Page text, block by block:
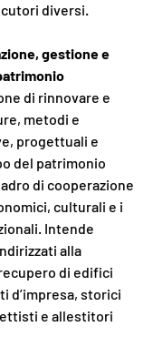
diversi.
gestione e
di rinnovare e
metodi e
progettuali e
del patrimonio
di cooperazione
culturali e i
Intende
alla
di edifici
d’impresa, storici
e allestitori